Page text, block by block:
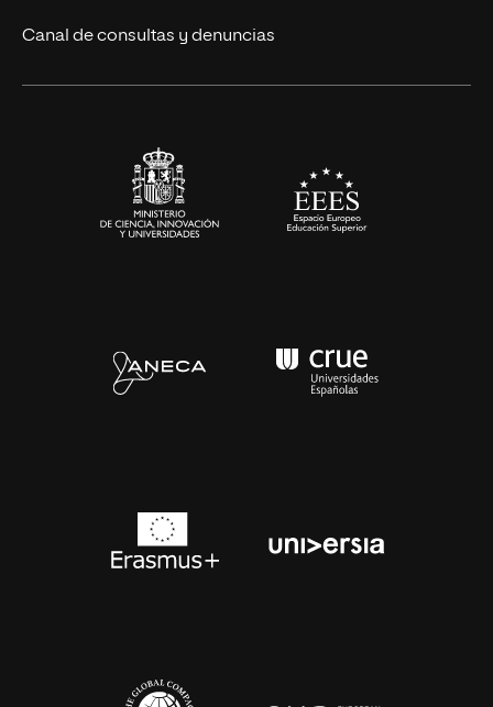
Eventos
Canal de consultas y denuncias